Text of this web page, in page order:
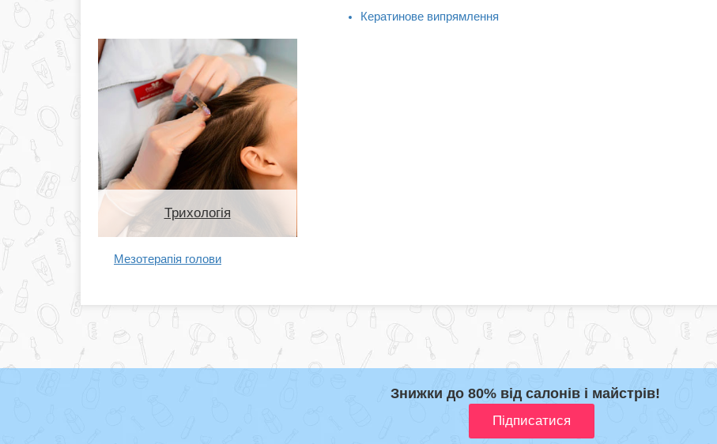
Кератинове випрямлення
Трихологія
Мезотерапія голови
Знижки до 80% від салонів і майстрів!